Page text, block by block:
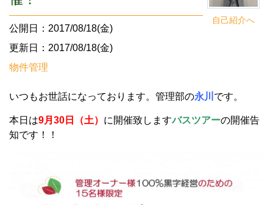
自己紹介へ
公開日：2017/08/18(金)
更新日：2017/08/18(金)
物件管理
いつもお世話になっております。管理部の永川 です。
本日は9月30日（土） に開催致しますバスツアーの開催告
知です！！